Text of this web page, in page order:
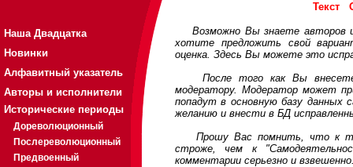
Наша Двадцатка
Новинки
Алфавитный указатель
Авторы и исполнители
Исторические периоды
Дореволюционный
Послереволюционный
Предвоенный
Текст
Возможно Вы знаете авторов
хотите предложить свой
оценка. Здесь Вы можете это
После того как Вы внесете
модератору. Модератор может
попадут в основную базу
желанию и внести в БД
Прошу Вас помнить, что к
строже, чем к
комментарии серьезно и